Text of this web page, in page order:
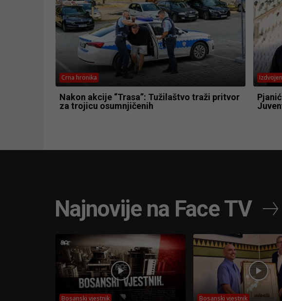
Crna hronika
Nakon akcije “Trasa”: Tužilaštvo traži pritvor
za trojicu osumnjičenih
Najnovije na Face TV
Bosanski vjestnik Bosanski vjestnik